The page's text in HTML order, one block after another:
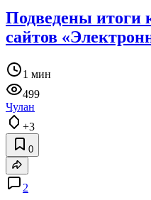
Подведены итоги
сайтов
1 мин
499
Чулан
+3
0
2